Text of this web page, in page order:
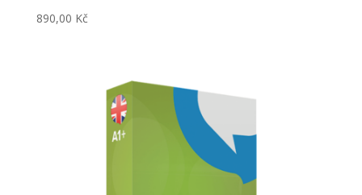
890,00 Kč